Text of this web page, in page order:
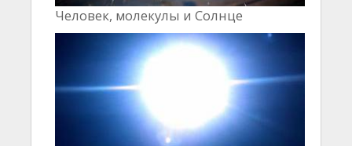
Человек, молекулы и Cолнце